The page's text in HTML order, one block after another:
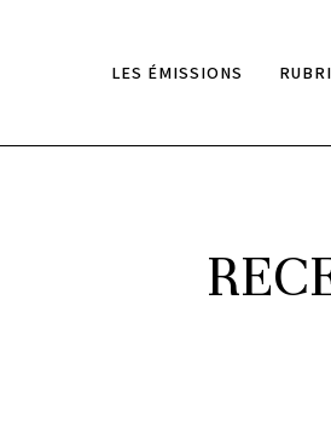
LES ÉMISSIONS